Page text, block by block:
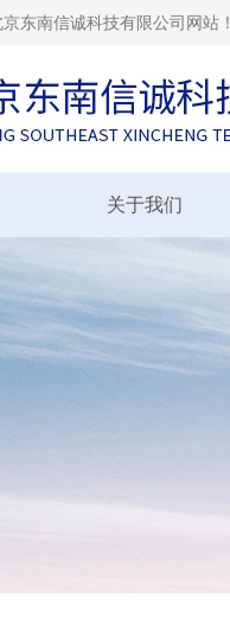
东南信诚科技有限公司网站！
关于我们